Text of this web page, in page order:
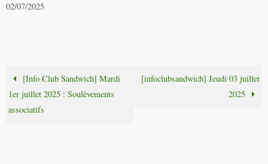
02/07/2025
[Info Club Sandwich] Mardi
1er juillet 2025 : Soulèvements
associatifs
[infoclubsandwich] Jeudi 03 juillet
2025